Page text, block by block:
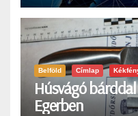
Belföld Címlap
Húsvágó
Egerben